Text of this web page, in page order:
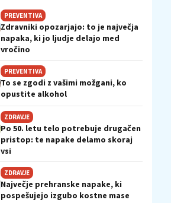
PREVENTIVA
Zdravniki opozarjajo: to je največja
napaka, ki jo ljudje delajo med
vročino
PREVENTIVA
To se zgodi z vašimi možgani, ko
opustite alkohol
ZDRAVJE
Po 50. letu telo potrebuje drugačen
pristop: te napake delamo skoraj
vsi
ZDRAVJE
Največje prehranske napake, ki
pospešujejo izgubo kostne mase